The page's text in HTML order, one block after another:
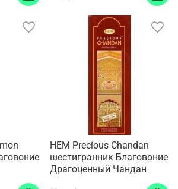
HEM Precious Chandan
шестигранник Благовоние
Драгоценный Чандан